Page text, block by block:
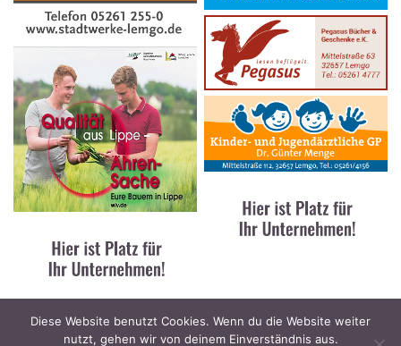
Diese Website benutzt Cookies. Wenn du die Website weiter
nutzt, gehen wir von deinem Einverständnis aus.